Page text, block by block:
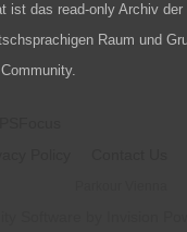
ist das read-only Archiv
Raum und